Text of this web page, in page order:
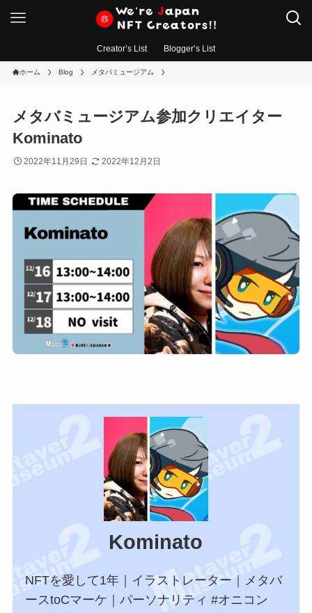
Creator’s List Blogger’s List
ホーム Blog メタバミュージアム
メタバミュージアム参加クリエイター
Kominato
2022年11月29日 2022年12月2日
Kominato
NFTを愛して1年｜イラストレーター｜メタバ
ースtoCマーケ｜パーソナリティ #オニコン